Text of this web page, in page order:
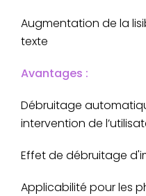
Augmentation de la
texte
Avantages :
Débruitage
intervention de
Effet de débruitage
Applicabilité pour les